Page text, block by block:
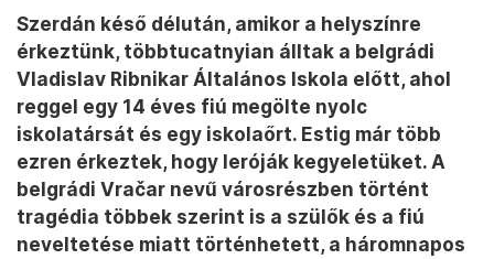
Szerdán késő délután, amikor a helyszínre
érkeztünk, többtucatnyian álltak a belgrádi
Vladislav Ribnikar Általános Iskola előtt, ahol
reggel egy 14 éves fiú megölte nyolc
iskolatársát és egy iskolaőrt. Estig már több
ezren érkeztek, hogy leróják kegyeletüket. A
belgrádi Vračar nevű városrészben történt
tragédia többek szerint is a szülők és a fiú
neveltetése miatt történhetett, a háromnapos